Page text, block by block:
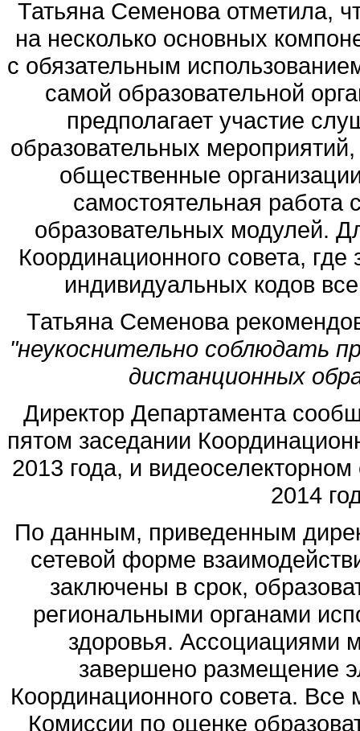
Татьяна Семенова отметила,
на несколько основных
с обязательным
самой образовательной
предполагает участие
образовательных
общественные
самостоятельная работа
образовательных модулей.
Координационного совета,
индивидуальных кодов
Татьяна Семенова
"неукоснительно соблюдать
дистанционных
Директор Департамента
пятом заседании
2013 года, и
2014
По данным, приведенным
сетевой форме
заключены в срок,
региональными органами
здоровья. Ассоциациями
завершено размещение
Координационного совета.
Комиссии по оценке